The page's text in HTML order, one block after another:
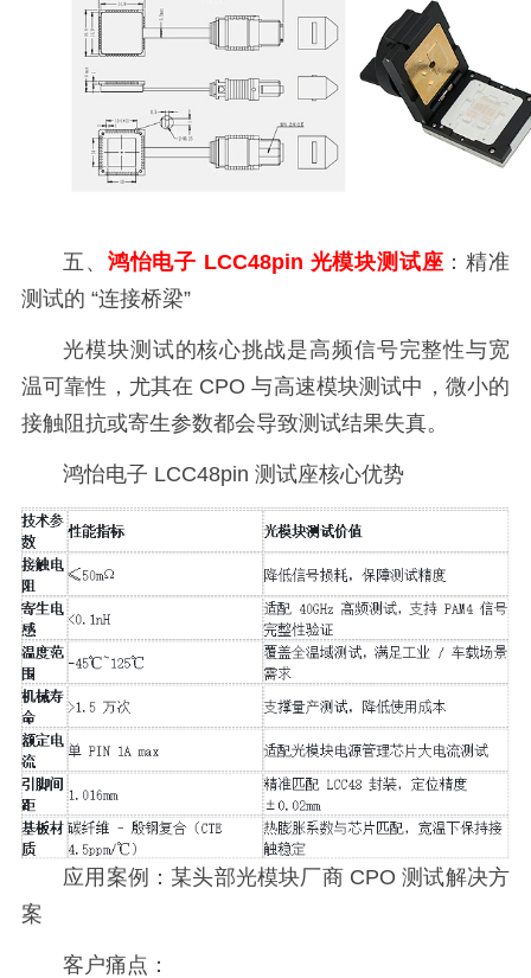
五、 鸿怡电子 LCC48pin 光模块测试座 ：精准
测试的 “连接桥梁”
光模块测试的核心挑战是高频信号完整性与宽
温可靠性，尤其在 CPO 与高速模块测试中，微小的
接触阻抗或寄生参数都会导致测试结果失真。
鸿怡电子 LCC48pin 测试座核心优势
应用案例：某头部光模块厂商 CPO 测试解决方
案
客户痛点：